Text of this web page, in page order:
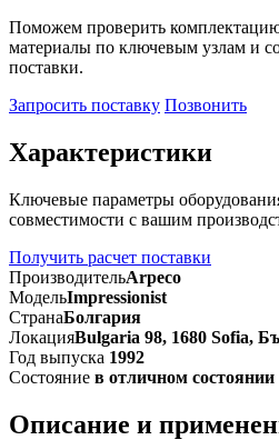
Поможем проверить
материалы по ключевым узлам и
поставки.
Запросить поставку Позвонить
Характеристики
Ключевые параметры
совместимости с вашим
Получить расчет поставки
ПроизводительArpeco
МодельImpressionist
СтранаБолгария
ЛокацияBulgaria 98, 1680 Sofia,
Год выпуска 1992
Состояние в отличном состоянии
Описание и